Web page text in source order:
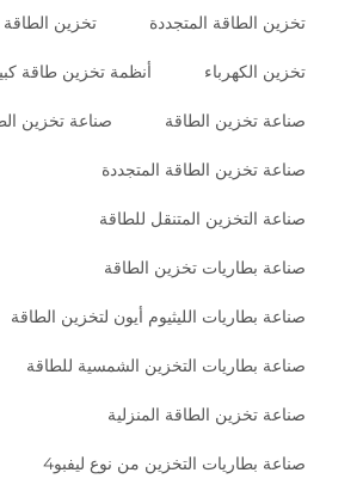
تخزين الطاقة المتجددة تخزين الطاقة
تخزين الكهرباء أنظمة تخزين طاقة
صناعة تخزين الطاقة صناعة تخزين
صناعة تخزين الطاقة المتجددة
صناعة التخزين المتنقل للطاقة
صناعة بطاريات تخزين الطاقة
صناعة بطاريات الليثيوم أيون لتخزين الطاقة
صناعة بطاريات التخزين الشمسية للطاقة
صناعة تخزين الطاقة المنزلية
صناعة بطاريات التخزين من نوع ليفبو4